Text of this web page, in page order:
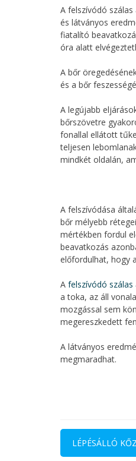
A felszívódó
és látványos
fiatalító
óra alatt
A bőr
és a bőr
A legújabb
bőrszövetre
fonallal ellátott
teljesen
mindkét oldalán,
A felszívódása
bőr mélyebb
mértékben fordul
beavatkozás
előfordulhat, hogy
A felszívódó
a toka, az áll
mozgással sem
megereszkedett
A látványos
megmaradhat.
navigáció
LÉPÉSÁLLÓ